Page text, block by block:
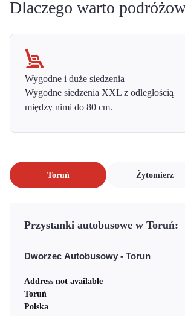
Dlaczego warto
Wygodne i duże siedzenia
Wygodne siedzenia XXL z odległością
między nimi do 80 cm.
Toruń Żytomierz
Przystanki autobusowe w Toruń:
Dworzec Autobusowy - Torun
Address not available
Toruń
Polska